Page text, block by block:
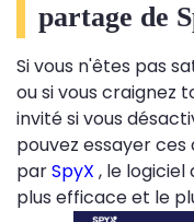
partage de
Si vous n'êtes pas
ou si vous craignez
invité si vous
pouvez essayer
parSpyX , le logiciel
plus efficace et le